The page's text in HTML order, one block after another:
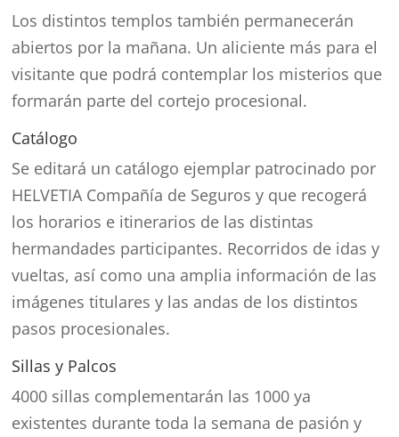
Los distintos templos también permanecerán
abiertos por la mañana. Un aliciente más para el
visitante que podrá contemplar los misterios que
formarán parte del cortejo procesional.
Catálogo
Se editará un catálogo ejemplar patrocinado por
HELVETIA Compañía de Seguros y que recogerá
los horarios e itinerarios de las distintas
hermandades participantes. Recorridos de idas y
vueltas, así como una amplia información de las
imágenes titulares y las andas de los distintos
pasos procesionales.
Sillas y Palcos
4000 sillas complementarán las 1000 ya
existentes durante toda la semana de pasión y